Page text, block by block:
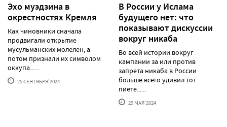
Эхо муэдзина в
окрестностях Кремля
Как чиновники сначала
продвигали открытие
мусульманских молелен, а
потом признали их символом
оккупа......
25 СЕНТЯБРЯ'2024
В России у Ислама
будущего нет: что
показывают дискуссии
вокруг никаба
Во всей истории вокруг
кампании за или против
запрета никаба в России
больше всего удивил тот
пиете......
29 МАЯ'2024